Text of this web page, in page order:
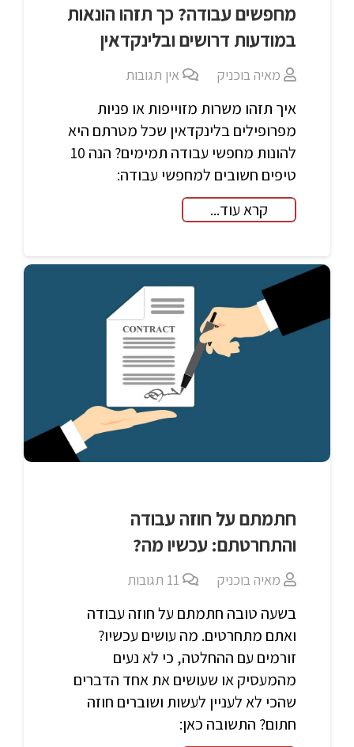
מחפשים עבודה? כך תזהו הונאות
במודעות דרושים ובלינקדאין
מאיה בוכניק אין תגובות
איך תזהו משרות מזוייפות או פניות
מפרופילים בלינקדאין שכל מטרתם היא
להונות מחפשי עבודה תמימים? הנה 10
טיפים חשובים למחפשי עבודה:
קרא עוד...
חתמתם על חוזה עבודה
והתחרטתם: עכשיו מה?
מאיה בוכניק 11 תגובות
בשעה טובה חתמתם על חוזה עבודה
ואתם מתחרטים. מה עושים עכשיו?
זורמים עם ההחלטה, כי לא נעים
מהמעסיק או שעושים את אחד הדברים
שהכי לא לעניין לעשות ושוברים חוזה
חתום? התשובה כאן: